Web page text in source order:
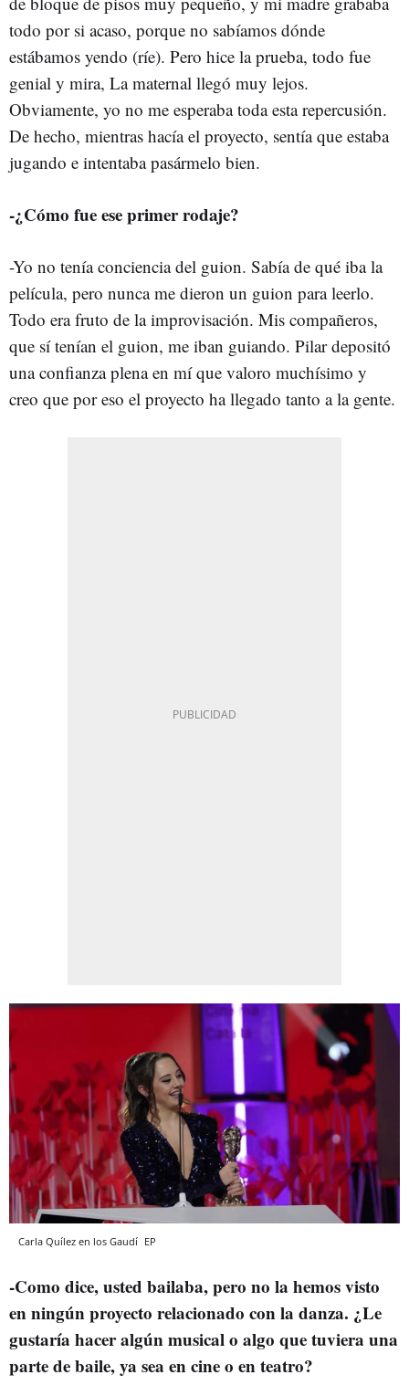
todo por si acaso, porque no sabíamos dónde
estábamos yendo (ríe). Pero hice la prueba, todo fue
genial y mira, La maternal llegó muy lejos.
Obviamente, yo no me esperaba toda esta repercusión.
De hecho, mientras hacía el proyecto, sentía que estaba
jugando e intentaba pasármelo bien.
-¿Cómo fue ese primer rodaje?
-Yo no tenía conciencia del guion. Sabía de qué iba la
película, pero nunca me dieron un guion para leerlo.
Todo era fruto de la improvisación. Mis compañeros,
que sí tenían el guion, me iban guiando. Pilar depositó
una confianza plena en mí que valoro muchísimo y
creo que por eso el proyecto ha llegado tanto a la gente.
Carla Quílez en los Gaudí EP
-Como dice, usted bailaba, pero no la hemos visto
en ningún proyecto relacionado con la danza. ¿Le
gustaría hacer algún musical o algo que tuviera una
parte de baile, ya sea en cine o en teatro?